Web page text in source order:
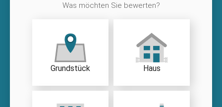
Was möchten Sie bewerten?
Grundstück Haus